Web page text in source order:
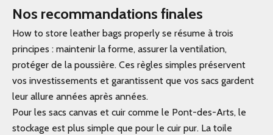
Nos recommandations finales
How to store leather bags properly se résume à trois
principes : maintenir la forme, assurer la ventilation,
protéger de la poussière. Ces règles simples préservent
vos investissements et garantissent que vos sacs gardent
leur allure années après années.
Pour les sacs canvas et cuir comme le Pont-des-Arts, le
stockage est plus simple que pour le cuir pur. La toile